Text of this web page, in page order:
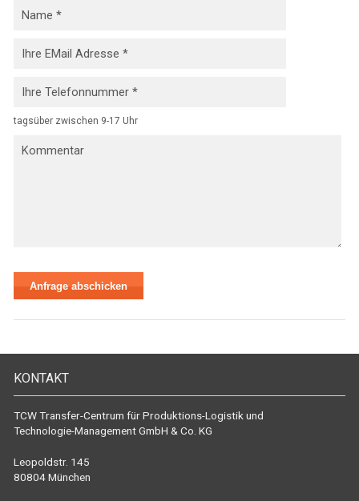
tagsüber zwischen 9-17 Uhr
KONTAKT
TCW Transfer-Centrum für Produktions-Logistik und
Technologie-Management GmbH & Co. KG
Leopoldstr. 145
80804 München